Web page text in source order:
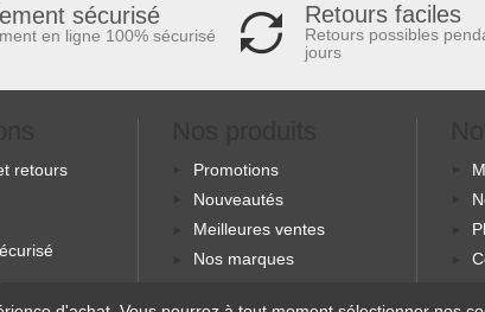
sécurisé
en ligne 100% sécurisé
Retours faciles
Retours possibles
jours
retours
Promotions
Nouveautés
Meilleures ventes
Nos marques